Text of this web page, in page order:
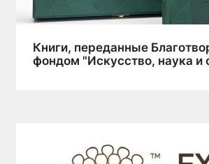
Книги, переданные
фондом "Искусство, наука и